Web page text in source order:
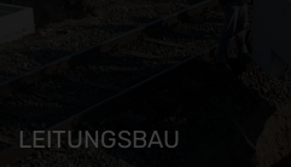
LEITUNGSBAU